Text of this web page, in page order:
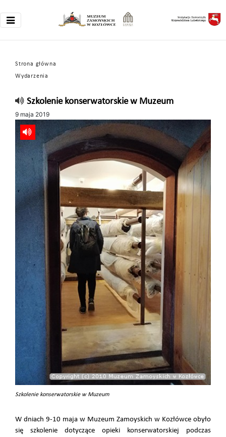
Strona główna
Wydarzenia
Szkolenie konserwatorskie w Muzeum
9 maja 2019
Szkolenie konserwatorskie w Muzeum
W dniach 9-10 maja w Muzeum Zamoyskich w Kozłówce obyło
się szkolenie dotyczące opieki konserwatorskiej podczas